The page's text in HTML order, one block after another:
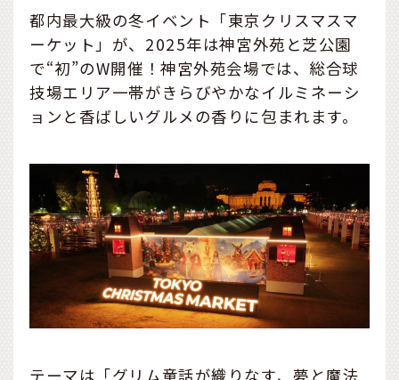
都内最大級の冬イベント「東京クリスマスマ
ーケット」が、2025年は神宮外苑と芝公園
で“初”のW開催！神宮外苑会場では、総合球
技場エリア一帯がきらびやかなイルミネーシ
ョンと香ばしいグルメの香りに包まれます。
テーマは「グリム童話が織りなす、夢と魔法